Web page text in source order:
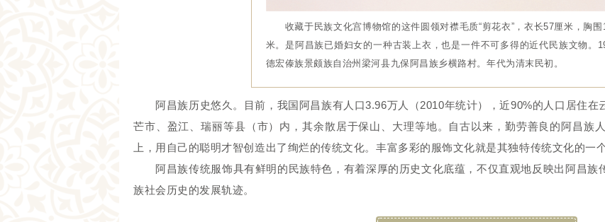
收藏于民族文化宫博物馆的这件圆领对襟毛质“剪花衣”，衣长57厘米，胸围
米。是阿昌族已婚妇女的一种古装上衣，也是一件不可多得的近代民族文物。
德宏傣族景颇族自治州梁河县九保阿昌族乡横路村。年代为清末民初。
阿昌族历史悠久。目前，我国阿昌族有人口3.96万人（2010年统计），近90%的人口居住在
芒市、盈江、瑞丽等县（市）内，其余散居于保山、大理等地。自古以来，勤劳善良的阿昌族
上，用自己的聪明才智创造出了绚烂的传统文化。丰富多彩的服饰文化就是其独特传统文化的一
阿昌族传统服饰具有鲜明的民族特色，有着深厚的历史文化底蕴，不仅直观地反映出阿昌族
族社会历史的发展轨迹。